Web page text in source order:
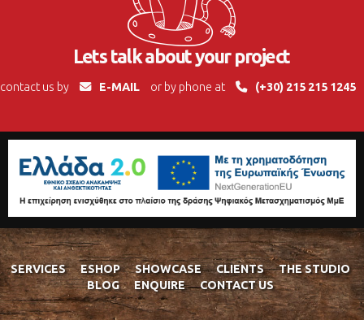
Lets talk about your project
contact us by E-MAIL or by phone at (+30) 215 215 1245
SERVICES ESHOP SHOWCASE CLIENTS
THE STUDIO
BLOG
ENQUIRE CONTACT US